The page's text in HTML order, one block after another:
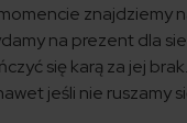
znajdziemy
na prezent dla
się karą za jej
jeśli nie ruszamy